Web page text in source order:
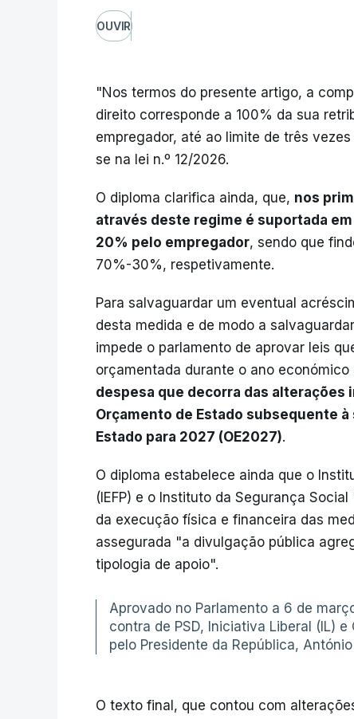
OUVIR
"Nos termos do presente artigo, a
direito corresponde a 100% da sua
empregador, até ao limite de três
se na lei n.º 12/2026.
O diploma clarifica ainda, que, nos
através deste regime é suportada
20% pelo empregador, sendo que
70%-30%, respetivamente.
Para salvaguardar um eventual
desta medida e de modo a
impede o parlamento de aprovar leis
orçamentada durante o ano
despesa que decorra das
Orçamento de Estado subsequente
Estado para 2027 (OE2027).
O diploma estabelece ainda que o
(IEFP) e o Instituto da Segurança
da execução física e financeira das
assegurada "a divulgação pública
tipologia de apoio".
Aprovado no Parlamento a 6 de
contra de PSD, Iniciativa Liberal (IL) e
pelo Presidente da República,
O texto final, que contou com